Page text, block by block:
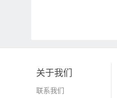
关于我们
联系我们